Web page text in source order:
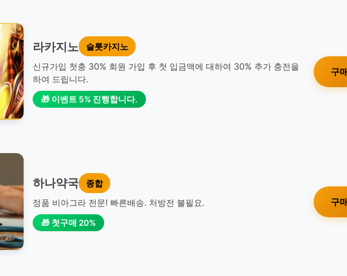
라카지노
슬롯카지노
신규가입 첫충 30% 회원 가입 후 첫 입금액에 대하여 30% 추가 충전을
하여 드립니다.
🎁 이벤트 5% 진행합니다.
구
하나약국
종합
정품 비아그라 전문! 빠른배송. 처방전 불필요.
🎁 첫구매 20%
구